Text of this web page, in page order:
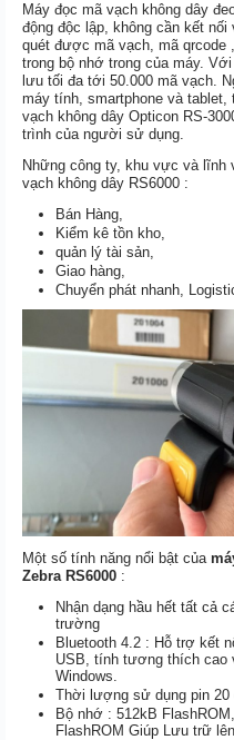
Máy đọc mã vạch không dây
động độc lập, không cần kết
quét được mã vạch, mã
trong bộ nhớ trong của máy.
lưu tối đa tới 50.000 mã vạch.
máy tính, smartphone và tablet,
vạch không dây Opticon RS-
trình của người sử dụng.
Những công ty, khu vực và
vạch không dây RS6000 :
Bán Hàng,
Kiểm kê tồn kho,
quản lý tài sản,
Giao hàng,
Chuyển phát nhanh,
Một số tính năng nổi bật của
Zebra RS6000 :
Nhận dạng hầu hết tất cả
trường
Bluetooth 4.2 : Hỗ trợ kết
USB, tính tương thích cao
Windows.
Thời lượng sử dụng pin 20
Bộ nhớ : 512kB
FlashROM Giúp Lưu trữ